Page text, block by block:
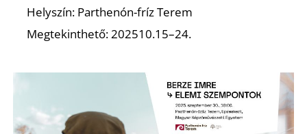
Helyszín: Parthenón-fríz Terem
Megtekinthető: 202510.15–24.